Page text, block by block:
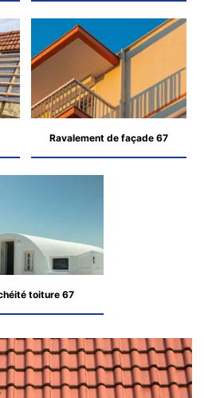
Ravalement de façade 67
toiture 67